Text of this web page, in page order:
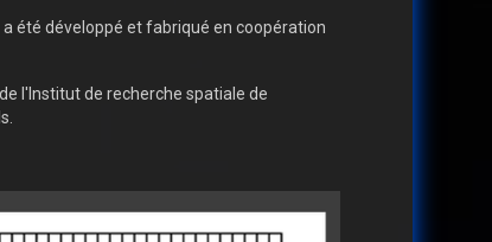
a été développé et fabriqué en coopération
l'Institut de recherche spatiale de